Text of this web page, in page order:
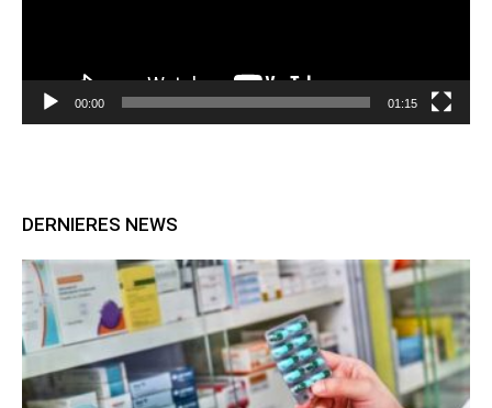
00:00 01:15
DERNIERES NEWS